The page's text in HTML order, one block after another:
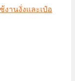
งานงั่งและเป๋อ